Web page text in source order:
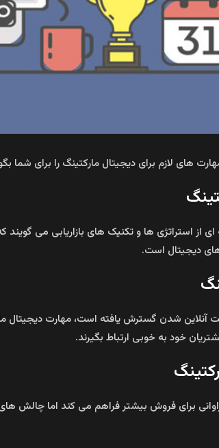
های لازم برای دیجیتال مارکتینگ را برای شما
از استراتژی‌ ها و تکنیک‌ های بازاریابی می‌
دیجیتال است.
شدن گسترش یافته است، مهارت دیجیتال
خود به خوبی ارتباط بگیرند.
برای فروش بیشتر فراهم می‌ کند اما چالش‌